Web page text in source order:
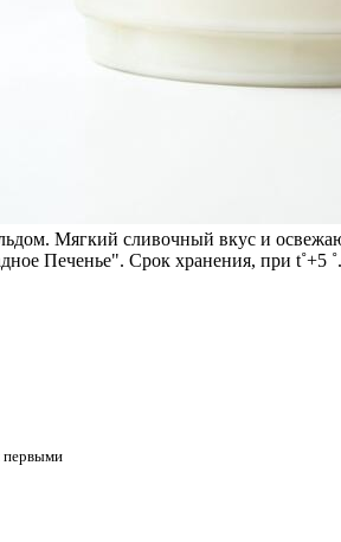
Мягкий сливочный вкус и
Печенье". Срок хранения, при t˚+5
первыми